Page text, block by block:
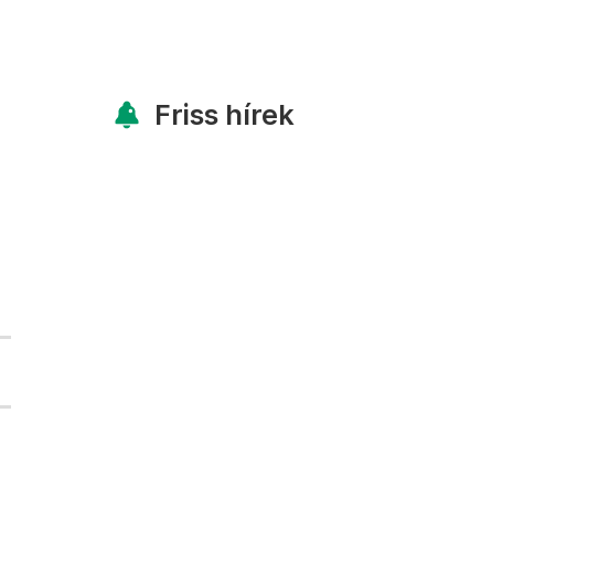
Friss hírek